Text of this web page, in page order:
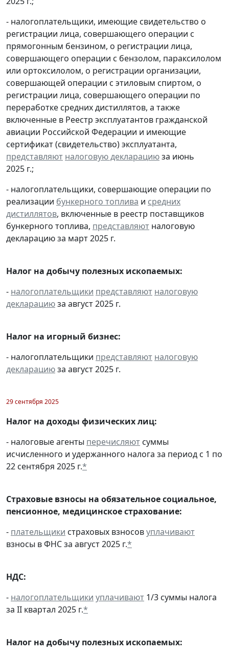
- налогоплательщики, имеющие свидетельство о
регистрации лица, совершающего операции с
прямогонным бензином, о регистрации лица,
совершающего операции с бензолом, параксилолом
или ортоксилолом, о регистрации организации,
совершающей операции с этиловым спиртом, о
регистрации лица, совершающего операции по
переработке средних дистиллятов, а также
включенные в Реестр эксплуатантов гражданской
авиации Российской Федерации и имеющие
сертификат (свидетельство) эксплуатанта,
представляют налоговую декларациюза июнь
2025 г.;
- налогоплательщики, совершающие операции по
реализации бункерного топлива и средних
дистиллятов, включенные в реестр поставщиков
бункерного топлива, представляют налоговую
декларацию за март 2025 г.
Налог на добычу полезных ископаемых:
- налогоплательщики представляют налоговую
декларациюза август 2025 г.
Налог на игорный бизнес:
- налогоплательщики представляют налоговую
декларациюза август 2025 г.
29 сентября 2025
Налог на доходы физических лиц:
- налоговые агенты перечисляют суммы
исчисленного и удержанного налога за период с 1 по
22 сентября 2025 г.*
Страховые взносы на обязательное социальное,
пенсионное, медицинское страхование:
- плательщики страховых взносовуплачивают
взносы в ФНС за август 2025 г.*
НДС:
- налогоплательщики уплачивают 1/3 суммы налога
за II квартал 2025 г.*
Налог на добычу полезных ископаемых: